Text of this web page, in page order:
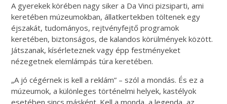
A gyerekek körében nagy siker a Da Vinci pizsiparti, ami
keretében múzeumokban, állatkertekben töltenek egy
éjszakát, tudományos, rejtvényfejtő programok
keretében, biztonságos, de kalandos körülmények között.
Játszanak, kísérleteznek vagy épp festményeket
nézegetnek elemlámpás túra keretében.
„A jó cégérnek is kell a reklám” – szól a mondás. És ez a
múzeumok, a különleges történelmi helyek, kastélyok